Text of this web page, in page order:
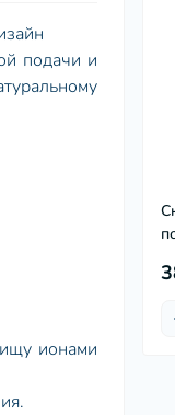
подачи и
ионами